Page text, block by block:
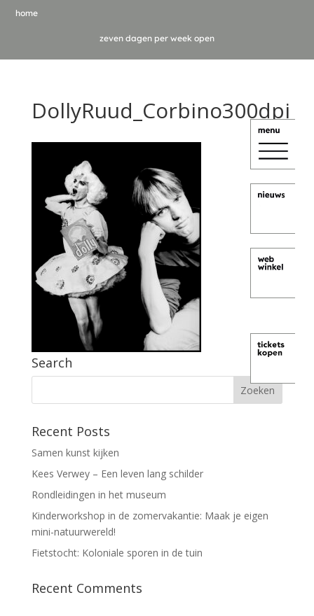
home
zeven dagen per week open
DollyRuud_Corbino300dpi
Search
Recent Posts
Samen kunst kijken
Kees Verwey – Een leven lang schilder
Rondleidingen in het museum
Kinderworkshop in de zomervakantie: Maak je eigen
mini-natuurwereld!
Fietstocht: Koloniale sporen in de tuin
Recent Comments